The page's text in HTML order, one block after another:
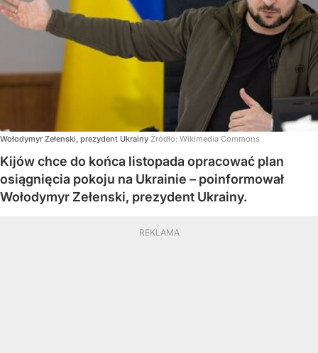
Wołodymyr Zełenski, prezydent Ukrainy Źródło: Wikimedia Commons
Kijów chce do końca listopada opracować plan
osiągnięcia pokoju na Ukrainie – poinformował
Wołodymyr Zełenski, prezydent Ukrainy.